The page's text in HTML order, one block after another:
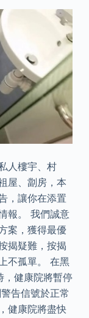
人樓宇、村
屋、劏房，本
，讓你在添置
報。 我們誠意
案，獲得最優
揭疑難，按揭
不孤單。 在黑
，健康院將暫停
告信號於正常
健康院將盡快